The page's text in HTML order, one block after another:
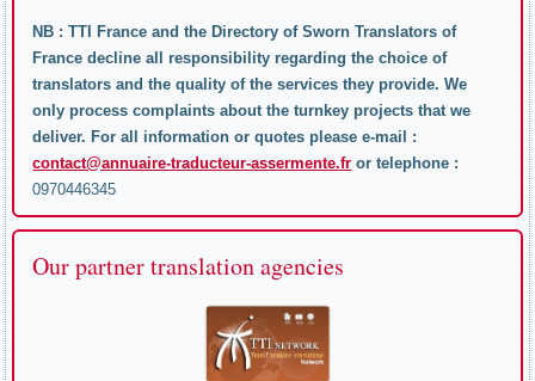
NB : TTI France and the Directory of Sworn Translators of
France decline all responsibility regarding the choice of
translators and the quality of the services they provide. We
only process complaints about the turnkey projects that we
deliver. For all information or quotes please e-mail :
contact@annuaire-traducteur-assermente.fr or telephone :
0970446345
Our partner translation agencies